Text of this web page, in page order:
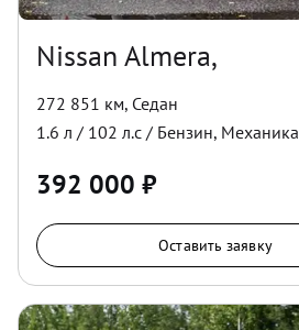
Nissan Almera,
272 851 км, Седан
1.6 л / 102 л.с / Бензин, Механика
392 000 ₽
Оставить заявку